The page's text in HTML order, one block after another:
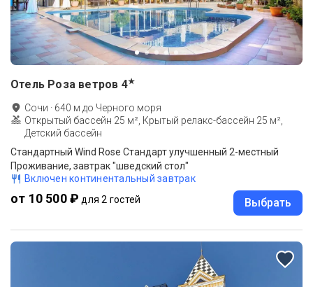
Отель Роза ветров 4★
Сочи · 640 м до Черного моря
Открытый бассейн 25 м², Крытый релакс-бассейн 25 м²,
Детский бассейн
Стандартный Wind Rose Стандарт улучшенный 2-местный
Проживание, завтрак "шведский стол"
Включен континентальный завтрак
от 10 500 ₽ для 2 гостей Выбрать